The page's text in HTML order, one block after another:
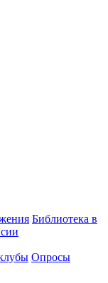
Библиотека в
Опросы